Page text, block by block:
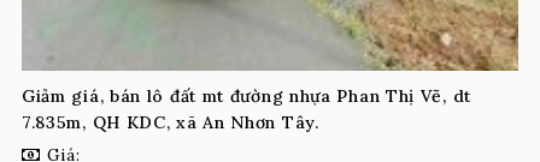
Giảm giá, bán lô đất mt đường nhựa Phan Thị Vẽ, dt
7.835m, QH KDC, xã An Nhơn Tây.
Giá: